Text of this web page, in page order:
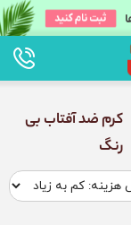
کرم ضد آفتاب بی
رنگ